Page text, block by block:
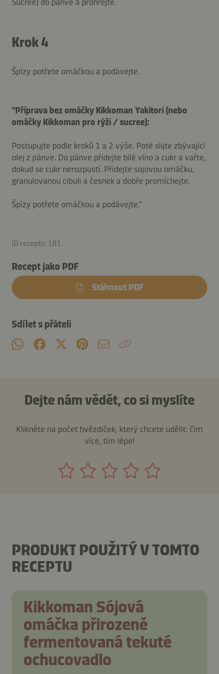
Krok 4
Špízy potřete omáčkou a podávejte.
"Příprava bez omáčky Kikkoman Yakitori (nebo
omáčky Kikkoman pro rýži / sucree):
Postupujte podle kroků 1 a 2 výše. Poté slijte zbývající
olej z pánve. Do pánve přidejte bílé víno a cukr a vařte,
dokud se cukr nerozpustí. Přidejte sojovou omáčku,
granulovanou cibuli a česnek a dobře promíchejte.
Špízy potřete omáčkou a podávejte."
ID receptu: 181
Recept jako PDF
Stáhnout PDF
Sdílet s přáteli
Dejte nám vědět, co si myslíte
Klikněte na počet hvězdiček, který chcete udělit: čím
více, tím lépe!
PRODUKT POUŽITÝ V TOMTO
RECEPTU
Kikkoman Sójová
omáčka přirozeně
fermentovaná tekuté
ochucovadlo